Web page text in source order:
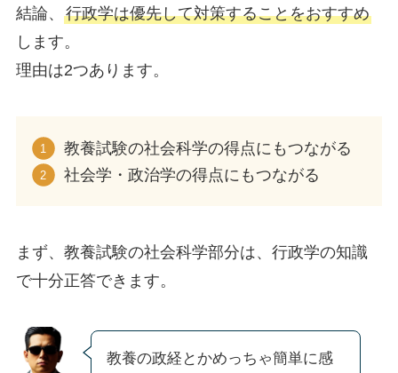
結論、 行政学は優先して対策することをおすすめ
します。
理由は2つあります。
教養試験の社会科学の得点にもつながる
社会学・政治学の得点にもつながる
まず、教養試験の社会科学部分は、行政学の知識
で十分正答できます。
教養の政経とかめっちゃ簡単に感